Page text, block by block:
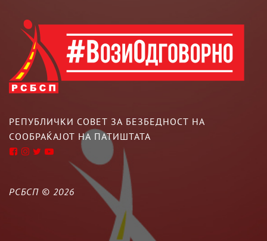
РЕПУБЛИЧКИ СОВЕТ ЗА БЕЗБЕДНОСТ НА
СООБРАЌАЈОТ НА ПАТИШТАТА
РСБСП © 2026